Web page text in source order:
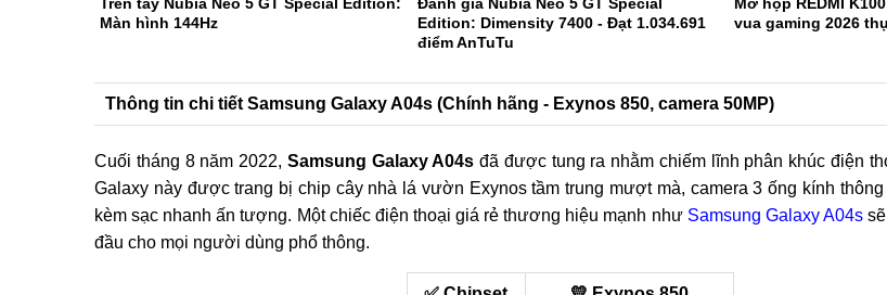
Màn hình 144Hz
Edition: Dimensity 7400 - Đạt 1.034.691
điểm AnTuTu
vua gaming 2026
Thông tin chi tiết Samsung Galaxy A04s (Chính hãng - Exynos 850, camera 50MP)
Cuối tháng 8 năm 2022, Samsung Galaxy A04s đã được tung ra nhằm chiếm lĩnh phân khúc điện
Galaxy này được trang bị chip cây nhà lá vườn Exynos tầm trung mượt mà, camera 3 ống kính
kèm sạc nhanh ấn tượng. Một chiếc điện thoại giá rẻ thương hiệu mạnh như Samsung Galaxy A04ssẽ
đầu cho mọi người dùng phổ thông.